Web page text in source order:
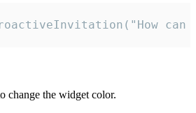
change the widget color.